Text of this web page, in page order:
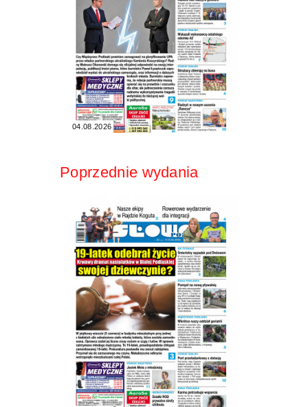
04.08.2026
Poprzednie wydania